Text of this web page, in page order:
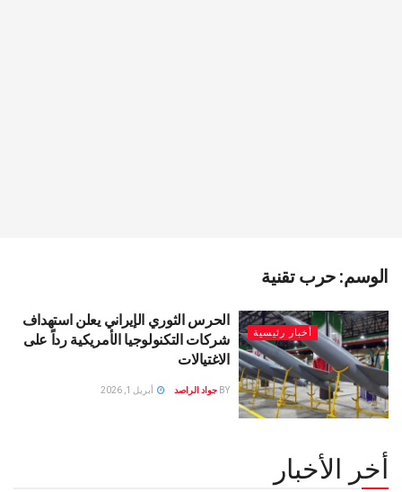
الوسم:حرب تقنية
أخبار رئيسية
الحرس الثوري الإيراني يعلن استهداف
شركات التكنولوجيا الأمريكية رداً على
الاغتيالات
BY جواد الراصد أبريل 1, 2026
أخر الأخبار